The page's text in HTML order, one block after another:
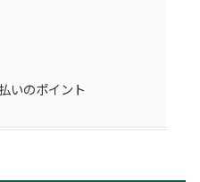
いのポイント